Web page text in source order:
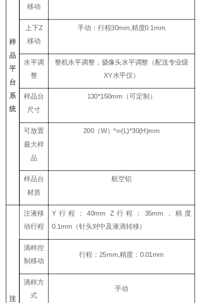
样
品
平
台
系
统
移动
上下Z
移动
手动：行程30mm, 精度0.1mm
水平调
整
整机水平调整，摄像头水平调整（配送专业级
XY水平仪）
样品台
尺寸
130*150mm （可定制）
可放置
最大样
品
200（W）*∞(L)*30(H)mm
样品台
材质
航空铝
注
注液移
动行程
Y 行程：40mm Z 行程： 35mm ，精度
0.1mm （针头对中及液滴转移）
滴样控
制移动
行程： 25mm, 精度： 0.01mm
滴样方
式
手动